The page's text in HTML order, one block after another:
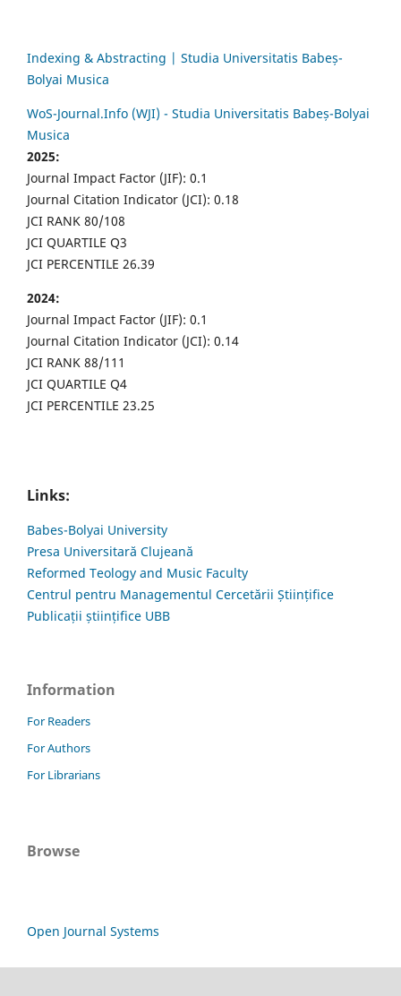
Indexing & Abstracting | Studia Universitatis Babeș-
Bolyai Musica
WoS-Journal.Info (WJI) - Studia Universitatis Babeș-Bolyai
Musica
2025:
Journal Impact Factor (JIF): 0.1
Journal Citation Indicator (JCI): 0.18
JCI RANK 80/108
JCI QUARTILE Q3
JCI PERCENTILE 26.39
2024:
Journal Impact Factor (JIF): 0.1
Journal Citation Indicator (JCI): 0.14
JCI RANK 88/111
JCI QUARTILE Q4
JCI PERCENTILE 23.25
Links:
Babes-Bolyai University
Presa Universitară Clujeană
Reformed Teology and Music Faculty
Centrul pentru Managementul Cercetării Științifice
Publicații științifice UBB
Information
For Readers
For Authors
For Librarians
Browse
Open Journal Systems